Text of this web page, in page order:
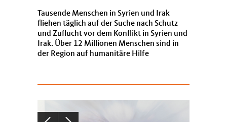
Tausende Menschen in Syrien und Irak
fliehen täglich auf der Suche nach Schutz
und Zuflucht vor dem Konflikt in Syrien und
Irak. Über 12 Millionen Menschen sind in
der Region auf humanitäre Hilfe